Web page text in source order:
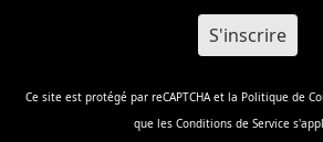
Ce site est protégé par reCAPTCHA et la Politique de
que les Conditions de Service